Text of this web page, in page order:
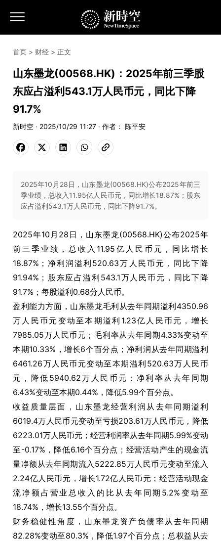
首页 > 财经 > 正文
山东墨龙(00568.HK)：2025年前三季股
东应占溢利543.1万人民币元，同比下降
91.7%
新时空 · 2025/10/29 11:27 · 作者： 陈平安
2025年10月28日，山东墨龙(00568.HK)公布2025年前三
季业绩，总收入11.95亿人民币元，同比增长18.87%；股东
应占溢利543.1万人民币元，同比下降91.7%。
2025年10月28日，山东墨龙(00568.HK)公布2025年
前三季业绩，总收入11.95亿人民币元，同比增长
18.87%；净利润溢利520.63万人民币元，同比下降
91.94%；股东应占溢利543.1万人民币元，同比下降
91.7%；每股溢利0.68分人民币。
盈利能力方面，山东墨龙毛利从去年同期溢利4350.96
万人民币元变动至本期溢利1.23亿人民币元，增长
7985.05万人民币元；毛利率从去年同期4.33%变动至
本期10.33%，增长6个百分点；净利润从去年同期溢利
6461.26万人民币元变动至本期溢利520.63万人民币
元，降低5940.62万人民币元；净利率从去年同期
6.43%变动至本期0.44%，降低5.99个百分点。
收益质量层面，山东墨龙经营利润从去年同期溢利
6019.4万人民币元变动至亏损203.61万人民币元，降低
6223.01万人民币元；经营利润率从去年同期5.99%变动
至-0.17%，降低6.16个百分点；经营活动产生的现金流
量净额从去年同期流入5222.85万人民币元变动至流入
2.24亿人民币元，增长1.72亿人民币元；经营活动现金
流净额占营业总收入的比从去年同期5.2%变动至
18.74%，增长13.55个百分点。
财务稳健性角度，山东墨龙资产负债率从去年同期
82.28%变动至80.3%，降低1.97个百分点；总权益从去